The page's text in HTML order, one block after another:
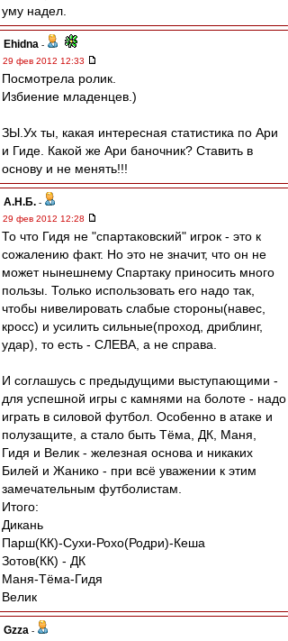
уму надел.
Ehidna -
29 фев 2012 12:33
Посмотрела ролик.
Избиение младенцев.)
ЗЫ.Ух ты, какая интересная статистика по Ари
и Гиде. Какой же Ари баночник? Ставить в
основу и не менять!!!
А.Н.Б. -
29 фев 2012 12:28
То что Гидя не "спартаковский" игрок - это к
сожалению факт. Но это не значит, что он не
может нынешнему Спартаку приносить много
пользы. Только использовать его надо так,
чтобы нивелировать слабые стороны(навес,
кросс) и усилить сильные(проход, дриблинг,
удар), то есть - СЛЕВА, а не справа.
И соглашусь с предыдущими выступающими -
для успешной игры с камнями на болоте - надо
играть в силовой футбол. Особенно в атаке и
полузащите, а стало быть Тёма, ДК, Маня,
Гидя и Велик - железная основа и никаких
Билей и Жанико - при всё уважении к этим
замечательным футболистам.
Итого:
Дикань
Парш(КК)-Сухи-Рохо(Родри)-Кеша
Зотов(КК) - ДК
Маня-Тёма-Гидя
Велик
Gzza -